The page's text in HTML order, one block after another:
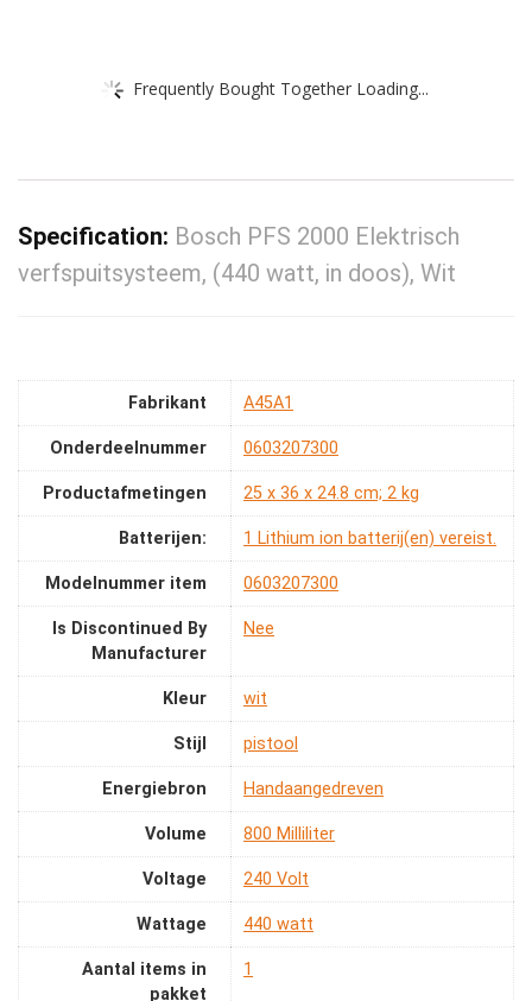
Frequently Bought Together Loading...
Specification: Bosch PFS 2000 Elektrisch
verfspuitsysteem, (440 watt, in doos), Wit
Fabrikant ‎A45A1
Onderdeelnummer ‎0603207300
Productafmetingen ‎25 x 36 x 24.8 cm; 2 kg
Batterijen: ‎1 Lithium ion batterij(en) vereist.
Modelnummer item ‎0603207300
Is Discontinued By
Manufacturer
‎Nee
Kleur ‎wit
Stijl ‎pistool
Energiebron ‎Handaangedreven
Volume ‎800 Milliliter
Voltage ‎240 Volt
Wattage ‎440 watt
Aantal items in
pakket
‎1